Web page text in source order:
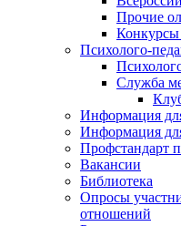
Прочие
Конкурсы
Психолого-
Служба
Информация
Информация
Профстандарт
Вакансии
Библиотека
Опросы
отношений